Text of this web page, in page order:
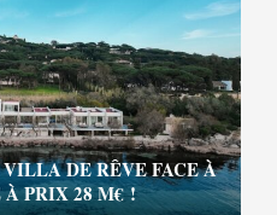
DE RÊVE FACE À
PRIX 28 M€ !